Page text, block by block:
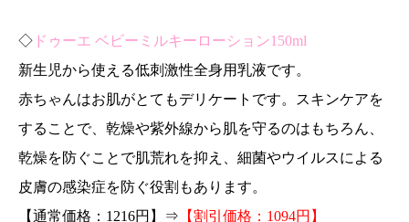
◇ ドゥーエ ベビーミルキーローション150ml
新生児から使える低刺激性全身用乳液です。
赤ちゃんはお肌がとてもデリケートです。スキンケアを
することで、乾燥や紫外線から肌を守るのはもちろん、
乾燥を防ぐことで肌荒れを抑え、細菌やウイルスによる
皮膚の感染症を防ぐ役割もあります。
【通常価格：1216円】⇒ 【割引価格：1094円】